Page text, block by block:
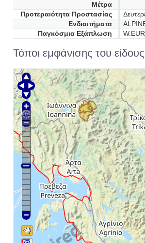
Μέτρα
Προτεραιότητα Προστασίας
Ενδιαιτήματα
Παγκόσμια Εξάπλωση
Τόποι εμφάνισης του